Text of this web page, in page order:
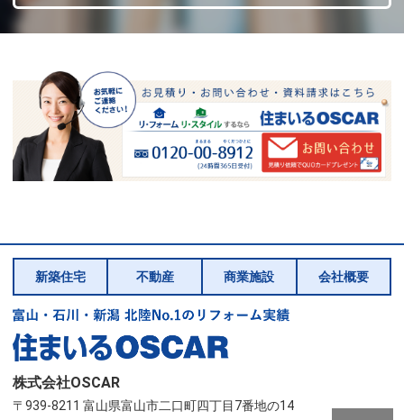
新築住宅 不動産 商業施設 会社概要
株式会社OSCAR
〒939-8211 富山県富山市二口町四丁目7番地の14